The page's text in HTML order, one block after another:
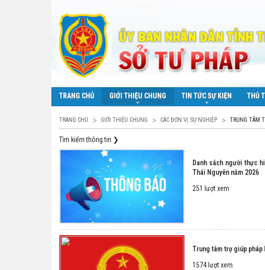
TRANG CHỦ GIỚI THIỆU CHUNG TIN TỨC SỰ KIỆN THỦ
TRANG CHỦ GIỚI THIỆU CHUNG CÁC ĐƠN VỊ SỰ NGHIỆP TRUNG TÂM
Tìm kiếm thông tin ❯
Danh sách người thực
Thái Nguyên năm 2026
251 lượt xem
Trung tâm trợ giúp pháp
1574 lượt xem